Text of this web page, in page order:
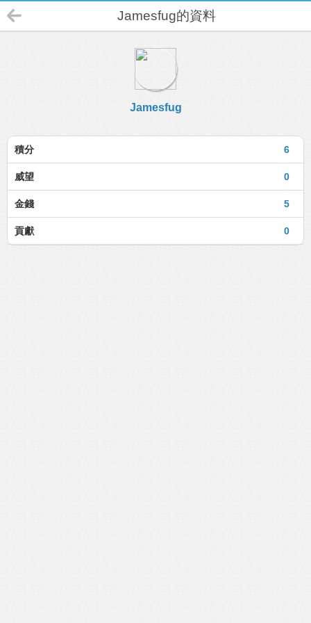
Jamesfug的資料
Jamesfug
6
積分
0
威望
5
金錢
0
貢獻